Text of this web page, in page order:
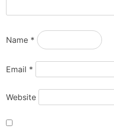
Name *
Email *
Website